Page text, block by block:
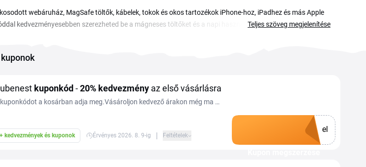
webáruház, MagSafe töltők, kábelek, tokok és okos tartozékok iPhone-hoz, iPadhez és más Apple
kedvezményesebben szerezheted be a mágneses töltőket és a napi használatra tervezett kiegészítőket.
Teljes szöveg megjelenítése
kuponkód -20% kedvezmény az első vásárlásra
a kosárban adja meg.Vásároljon kedvező árakon még ma a
+ kedvezmények és kuponok Érvényes 2026. 8. 9-ig | Feltételek
el